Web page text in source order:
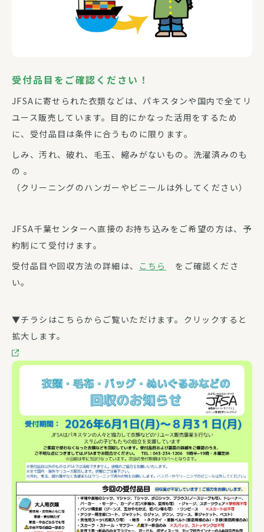
受付品目をご確認ください！
JFSAに寄せられた衣類などは、パキスタンや国内で全てリ
ユース販売しています。目的にかなった活用をするため
に、受付品目は条件に合うものに限ります。
しみ、汚れ、破れ、毛玉、縮みがないもの。洗濯済みのも
の 。
（クリーニングのハンガーやビニールは外してください）
JFSA千葉センターへ直接のお持ち込みをご希望の方は、予
約制にて受付けます。
受付品目や回収方法の詳細は、
こちら
をご確認くださ
い。
▼チラシはこちらからご覧いただけます。クリックすると
拡大します。